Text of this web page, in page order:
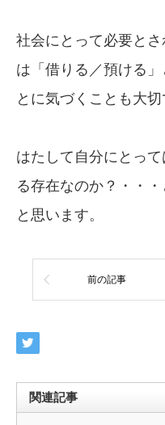
社会にとって必要と
は「借りる／預ける
とに気づくことも大切
はたして自分にとっ
る存在なのか？・・
と思います。
前の記事
関連記事